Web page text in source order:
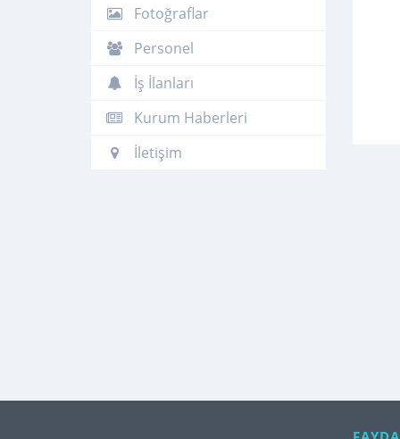
Fotoğraflar
Personel
İş İlanları
Kurum Haberleri
İletişim